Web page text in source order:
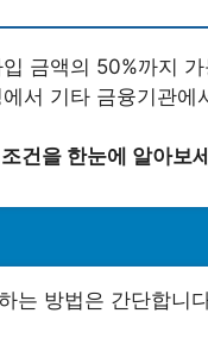
금액의 50%까지
서 기타 금융기관에
건을 한눈에 알아보
는 방법은 간단합니